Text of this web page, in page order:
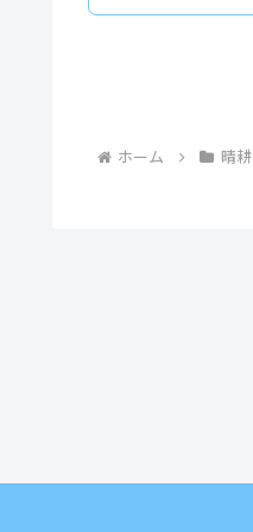
ホーム 晴耕